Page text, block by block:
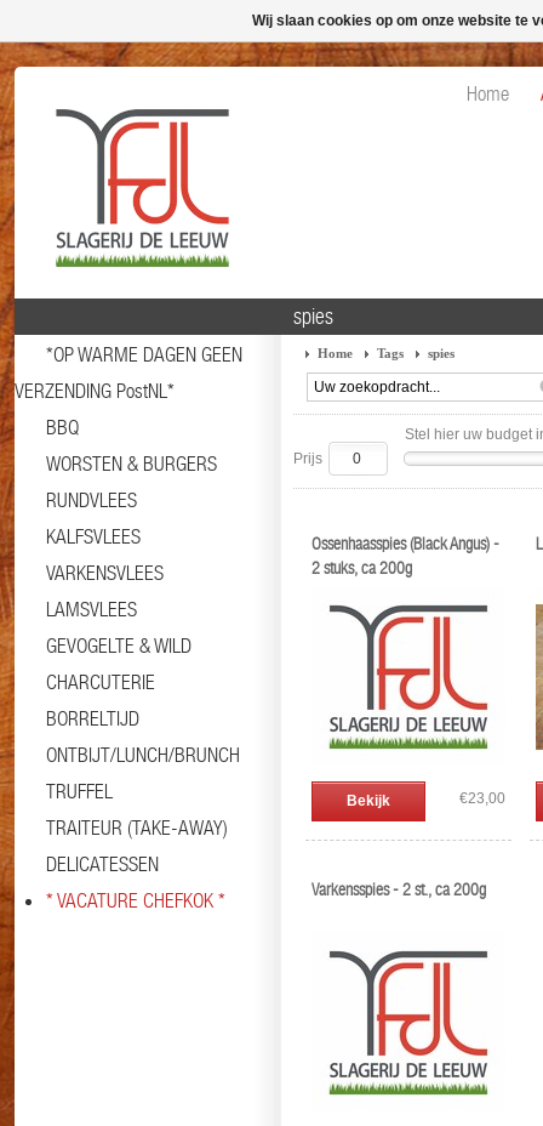
Home
*OP WARME DAGEN GEEN
VERZENDING PostNL*
BBQ
WORSTEN & BURGERS
RUNDVLEES
KALFSVLEES
VARKENSVLEES
LAMSVLEES
GEVOGELTE & WILD
CHARCUTERIE
BORRELTIJD
ONTBIJT/LUNCH/BRUNCH
TRUFFEL
TRAITEUR (TAKE-AWAY)
DELICATESSEN
* VACATURE CHEFKOK *
spies
Home Tags spies
Stel hier uw budget
Prijs
Ossenhaasspies (Black Angus) -
2 stuks, ca 200g
Bekijk €23,00
Varkensspies - 2 st., ca 200g
Wij slaan cookies op om onze website te